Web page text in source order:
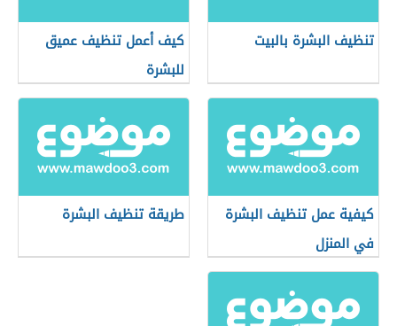
تنظيف البشرة بالبيت
كيف أعمل تنظيف عميق
للبشرة
كيفية عمل تنظيف البشرة
في المنزل
طريقة تنظيف البشرة